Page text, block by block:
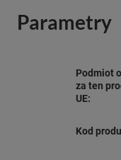
Parametry
Podmiot
za ten
UE:
Kod